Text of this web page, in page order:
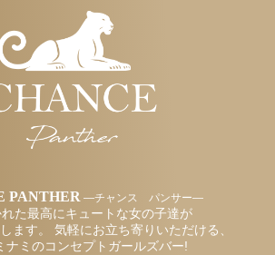
PANTHER―チャンス パンサー―
た最高にキュートな女の子達が
ます。
気軽にお立ち寄りいただける、
ナミのコンセプトガールズバー!